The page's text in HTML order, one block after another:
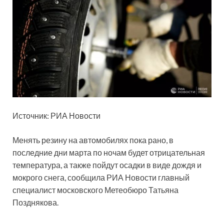
Источник: РИА Новости
Менять резину на автомобилях пока рано, в
последние дни марта по ночам будет отрицательная
температура, а также пойдут осадки в виде дождя и
мокрого снега, сообщила РИА Новости главный
специалист московского Метеобюро Татьяна
Позднякова.